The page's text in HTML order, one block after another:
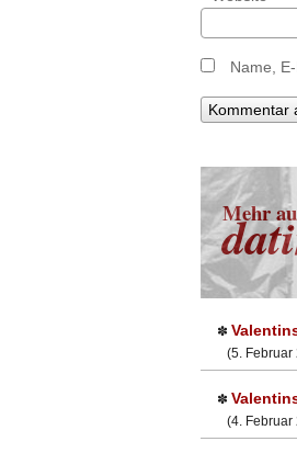
Name,
Mehr
✽
(5. Februar
✽
(4. Februar